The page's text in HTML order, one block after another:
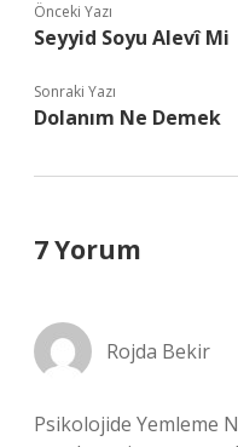
Önceki Yazı
Seyyid Soyu Alevî Mi
Sonraki Yazı
Dolanım Ne Demek
7 Yorum
Rojda Bekir
Psikolojide Yemleme